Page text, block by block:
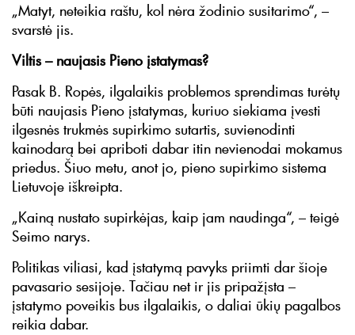
„Matyt, neteikia raštu, kol nėra žodinio susitarimo“, –
svarstė jis.
Viltis – naujasis Pieno įstatymas?
Pasak B. Ropės, ilgalaikis problemos sprendimas turėtų
būti naujasis Pieno įstatymas, kuriuo siekiama įvesti
ilgesnės trukmės supirkimo sutartis, suvienodinti
kainodarą bei apriboti dabar itin nevienodai mokamus
priedus. Šiuo metu, anot jo, pieno supirkimo sistema
Lietuvoje iškreipta.
„Kainą nustato supirkėjas, kaip jam naudinga“, – teigė
Seimo narys.
Politikas viliasi, kad įstatymą pavyks priimti dar šioje
pavasario sesijoje. Tačiau net ir jis pripažįsta –
įstatymo poveikis bus ilgalaikis, o daliai ūkių pagalbos
reikia dabar.